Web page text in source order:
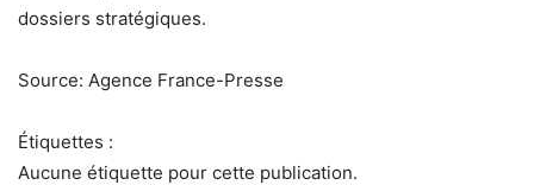
dossiers stratégiques.
Source: Agence France-Presse
Étiquettes :
Aucune étiquette pour cette publication.